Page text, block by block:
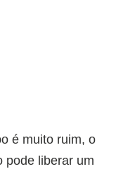
é muito ruim, o
pode liberar um